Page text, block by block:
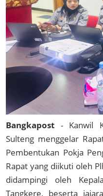
Bangkapost - Kanwil
Sulteng menggelar
Pembentukan Pokja
Rapat yang diikuti oleh
didampingi oleh
Tangkere, beserta